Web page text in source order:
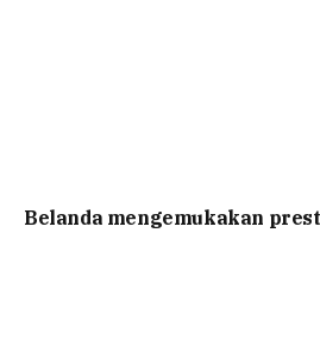
Belanda mengemukakan